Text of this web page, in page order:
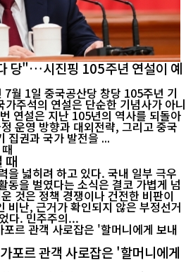
당"…시진핑 105주년 연설이 예
월 1일 중국공산당 창당 105주년 기
주석의 연설은 단순한 기념사가 아니
연설은 지난 105년의 역사를 되돌아
운영 방향과 대외전략, 그리고 중국
집권과 국가 발전을 ...
때
을 넓히려 하고 있다. 국내 일부 극우
동을 벌였다는 소식은 결코 가볍게 넘
것은 정책 경쟁이나 건전한 비판이
비난, 근거가 확인되지 않은 부정선거
다. 민주주의...
르 관객 사로잡은 '할머니에게